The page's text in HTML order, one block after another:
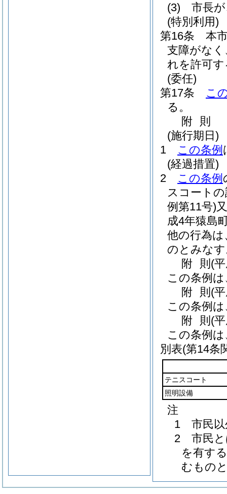
(3)
市長
(特別利用)
第16条
本
支障がな
れを許可
(委任)
第17条
こ
る。
附 則
(施行期日)
1
この条例
(経過措置)
2
この条例
スコート
例第11号)
成4年猿島
他の行為
のとみな
附 則 (
この条例
附 則 (
この条例
附 則 (
この条例
別表(第14条
テニスコート
照明設備
注
1 市民以
2 市民と
を有す
むもの